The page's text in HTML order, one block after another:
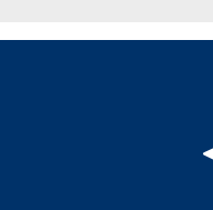
Bewerben bei RENA